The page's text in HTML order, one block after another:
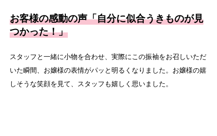
お客様の感動の声「自分に似合うきものが見
つかった！」
スタッフと一緒に小物を合わせ、実際にこの振袖をお召しいただ
いた瞬間、お嬢様の表情がパッと明るくなりました。お嬢様の嬉
しそうな笑顔を見て、スタッフも嬉しく思いました。